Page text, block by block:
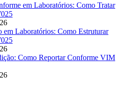
em Laboratórios: Como Tratar
em Laboratórios: Como Estruturar
Como Reportar Conforme VIM